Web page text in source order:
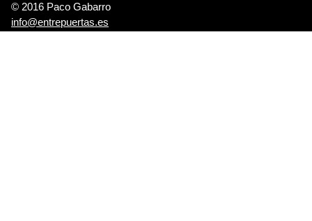
© 2016 Paco Gabarro
info@entrepuertas.es